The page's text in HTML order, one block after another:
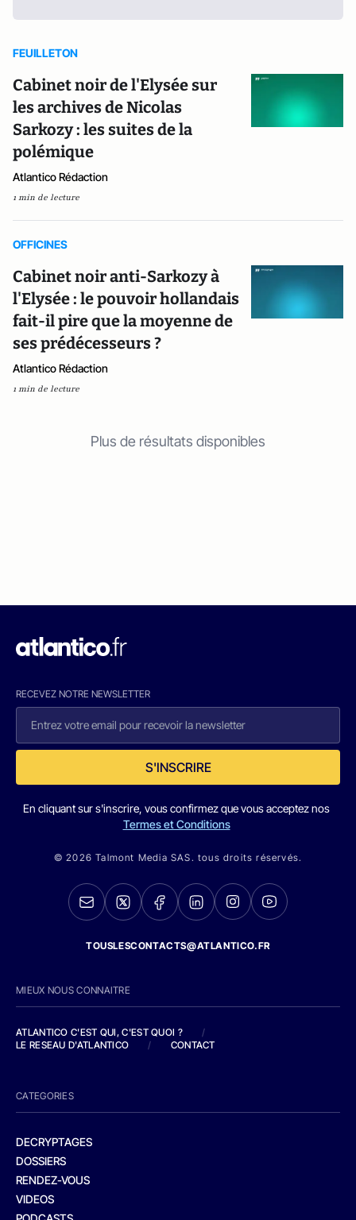
FEUILLETON
Cabinet noir de l'Elysée sur
les archives de Nicolas
Sarkozy : les suites de la
polémique
Atlantico Rédaction
1 min de lecture
OFFICINES
Cabinet noir anti-Sarkozy à
l'Elysée : le pouvoir hollandais
fait-il pire que la moyenne de
ses prédécesseurs ?
Atlantico Rédaction
1 min de lecture
Plus de résultats disponibles
RECEVEZ NOTRE NEWSLETTER
S'INSCRIRE
En cliquant sur s'inscrire, vous confirmez que vous acceptez nos
Termes et Conditions
© 2026 Talmont Media SAS. tous droits réservés.
TOUSLESCONTACTS@ATLANTICO.FR
MIEUX NOUS CONNAITRE
ATLANTICO C'EST QUI, C'EST QUOI ?
/
LE RESEAU D'ATLANTICO
/ CONTACT
CATEGORIES
DECRYPTAGES
DOSSIERS
RENDEZ-VOUS
VIDEOS